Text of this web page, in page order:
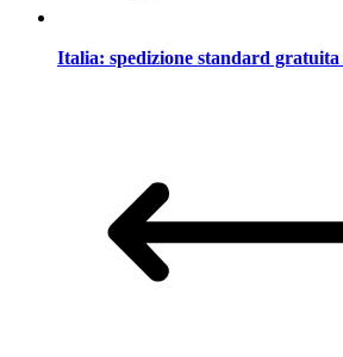
Italia: spedizione standard gratuita